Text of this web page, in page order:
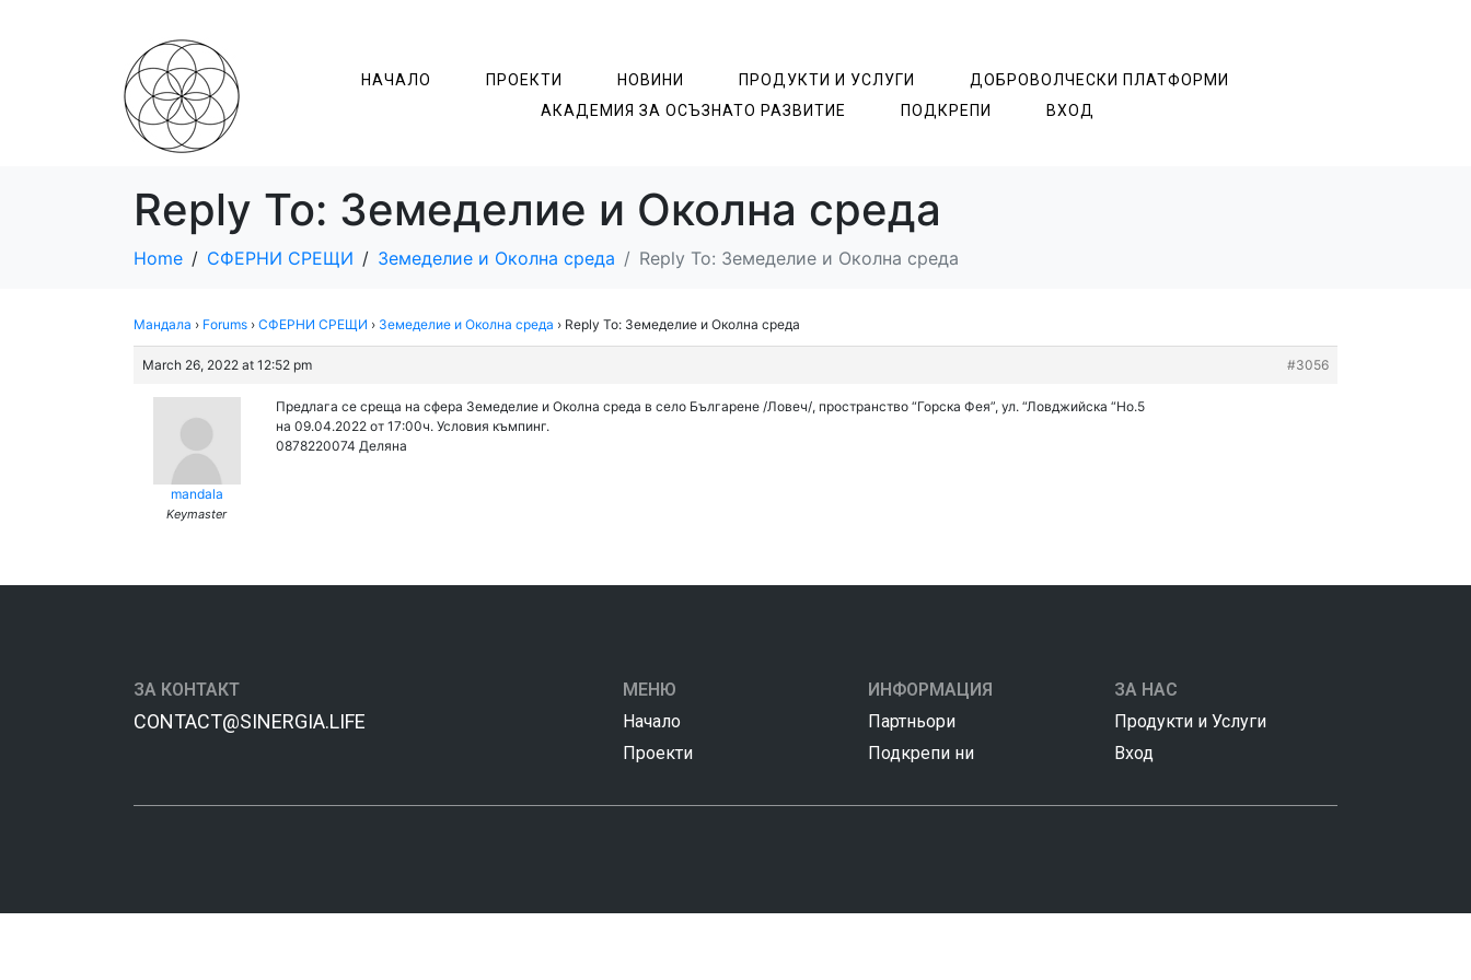
НАЧАЛО ПРОЕКТИ НОВИНИ ПРОДУКТИ И УСЛУГИ
ДОБРОВОЛЧЕСКИ ПЛАТФОРМИ
АКАДЕМИЯ ЗА ОСЪЗНАТO РАЗВИТИЕ
ПОДКРЕПИ ВХОД
Reply To: Земеделие и Околна среда
Home СФЕРНИ СРЕЩИ Земеделие и Околна среда Reply To: Земеделие и Околна среда
Мандала › Forums › СФЕРНИ СРЕЩИ › Земеделие и Околна среда › Reply To: Земеделие и Околна среда
March 26, 2022 at 12:52 pm #3056
mandala
Keymaster
Предлага се среща на сфера Земеделие и Околна среда в село Българене /Ловеч/, пространство “Горска Фея”, ул. “Ловджийска “Но.5
на 09.04.2022 от 17:00ч. Условия къмпинг.
0878220074 Деляна
ЗА КОНТАКТ
CONTACT@SINERGIA.LIFE
МЕНЮ
Начало
Проекти
ИНФОРМАЦИЯ
Партньори
Подкрепи ни
ЗА НАС
Продукти и Услуги
Вход